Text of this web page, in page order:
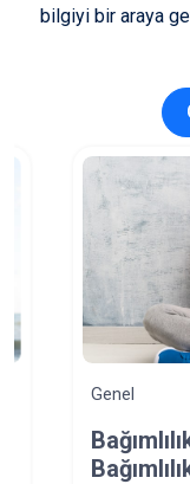
bilgiyi bir araya
Bağımlılık
Bağımlılık